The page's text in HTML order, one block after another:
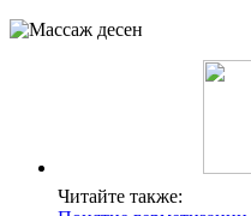
Читайте также: